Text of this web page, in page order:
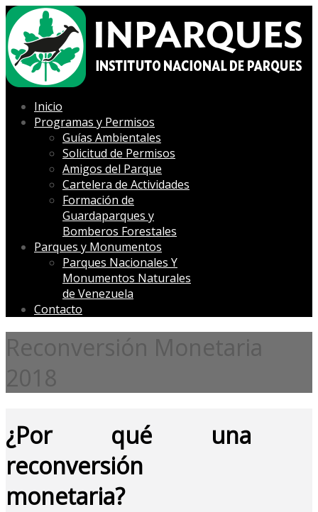
Inicio
Programas y Permisos
Guías Ambientales
Solicitud de Permisos
Amigos del Parque
Cartelera de Actividades
Formación de
Guardaparques y
Bomberos Forestales
Parques y Monumentos
Parques Nacionales Y
Monumentos Naturales
de Venezuela
Contacto
Reconversión Monetaria
2018
¿Por qué una
reconversión
monetaria?